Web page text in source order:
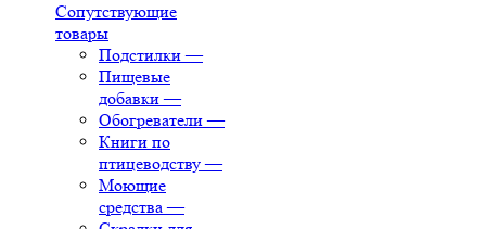
Сопутствующие
товары
Подстилки —
Пищевые
добавки —
Обогреватели —
Книги по
птицеводству —
Моющие
средства —